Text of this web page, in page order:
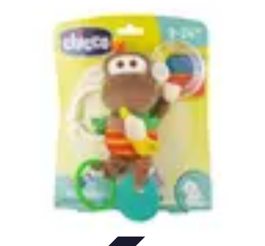
Activités AventureOrganisation d'AventuresPlanification
Activités d'AventureAventure et Nature
Aventures Ado